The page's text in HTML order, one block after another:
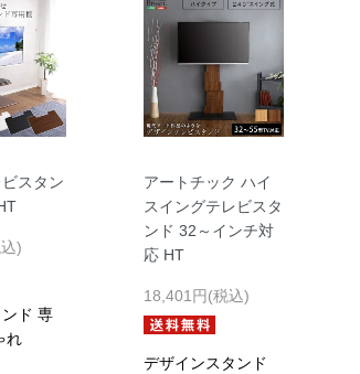
スタン
)
ド 専
れ
アートチック ハイ
スイングテレビスタ
ンド 32～インチ対
応 HT
18,401円(税込)
デザインスタンド